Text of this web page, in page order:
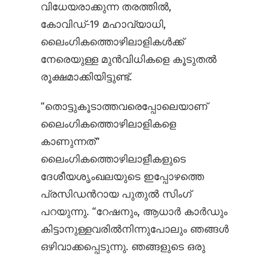
വിധേയരാക്കുന്ന തരത്തിൽ,
കോവിഡ്-19 മഹാവ്യാധി,
ലൈംഗികത്തൊഴിലാളികൾക്ക്
നേരെയുള്ള മുൻ‌വിധികളെ കൂടുതൽ
രൂക്ഷമാക്കിയിട്ടുണ്ട്.
“തൊട്ടുകൂടാത്തവരെപ്പോലെയാണ്
ലൈംഗികത്തൊഴിലാളികളെ
കാണുന്നത്”
ലൈംഗികത്തൊഴിലാളീകളുടെ
ദേശീയശൃംഖലയുടെ ഇപ്പോഴത്തെ
പ്രസിഡന്‍റാ‍യ പുതുൽ സിംഗ്
പറയുന്നു. “റേഷനും, ആധാർ കാർഡും
കിട്ടാനുള്ളവരിൽനിന്നുപോലും ഞങ്ങൾ
ഒഴിവാക്കപ്പെടുന്നു. ഞങ്ങളുടെ ഒരു